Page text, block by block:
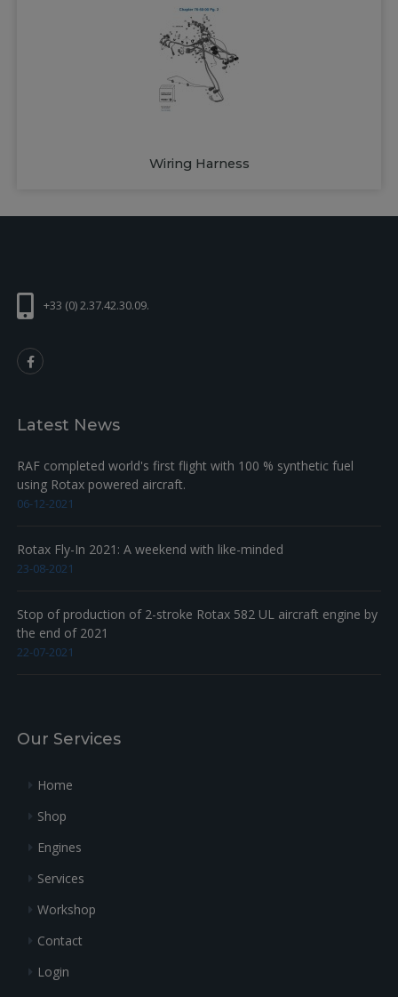
Wiring Harness
+33 (0) 2.37.42.30.09.
Latest News
RAF completed world's first flight with 100 % synthetic fuel
using Rotax powered aircraft.
06-12-2021
Rotax Fly-In 2021: A weekend with like-minded
23-08-2021
Stop of production of 2-stroke Rotax 582 UL aircraft engine by
the end of 2021
22-07-2021
Our Services
Home
Shop
Engines
Services
Workshop
Contact
Login